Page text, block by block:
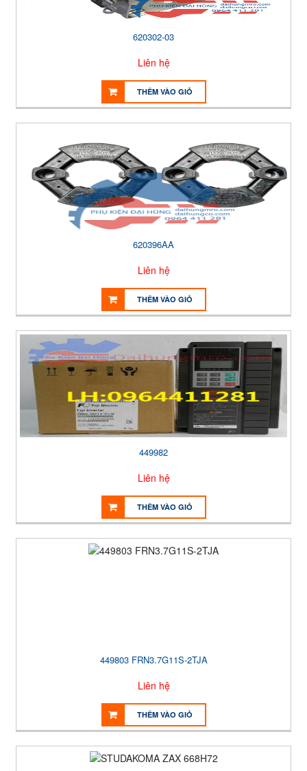
620302-03
Liên hệ
THÊM VÀO GIỎ
620396AA
Liên hệ
THÊM VÀO GIỎ
449982
Liên hệ
THÊM VÀO GIỎ
449803 FRN3.7G11S-2TJA
Liên hệ
THÊM VÀO GIỎ